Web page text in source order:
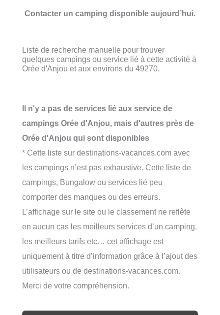
Contacter un camping disponible aujourd’hui.
Liste de recherche manuelle pour trouver
quelques campings ou service lié à cette activité à
Orée d'Anjou et aux environs du 49270.
Il n'y a pas de services lié aux service de
campings Orée d'Anjou, mais d'autres près de
Orée d'Anjou qui sont disponibles
* Cette liste sur destinations-vacances.com avec
les campings n’est pas exhaustive. Cette liste de
campings, Bungalow ou services lié peu
comporter des manques ou des erreurs.
L’affichage sur le site ou le classement ne reflète
en aucun cas les meilleurs services d’un camping,
les meilleurs tarifs etc… cet affichage est
uniquement à titre d’information grâce à l’ajout des
utilisateurs ou de destinations-vacances.com.
Merci de votre compréhension.